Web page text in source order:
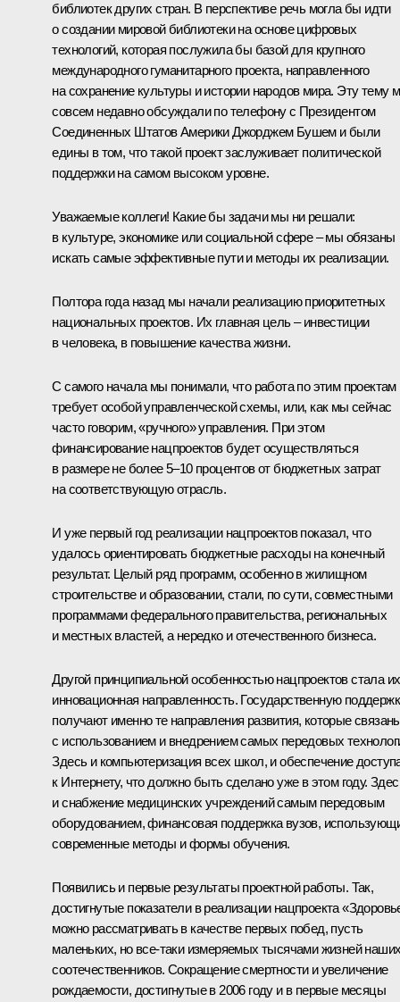
библиотек других стран. В перспективе речь могла бы идти
о создании мировой библиотеки на основе цифровых
технологий, которая послужила бы базой для крупного
международного гуманитарного проекта, направленного
на сохранение культуры и истории народов мира. Эту тему
совсем недавно обсуждали по телефону с Президентом
Соединенных Штатов Америки Джорджем Бушем и были
едины в том, что такой проект заслуживает политической
поддержки на самом высоком уровне.
Уважаемые коллеги! Какие бы задачи мы ни решали:
в культуре, экономике или социальной сфере – мы обязаны
искать самые эффективные пути и методы их реализации.
Полтора года назад мы начали реализацию приоритетных
национальных проектов. Их главная цель – инвестиции
в человека, в повышение качества жизни.
С самого начала мы понимали, что работа по этим проектам
требует особой управленческой схемы, или, как мы сейчас
часто говорим, «ручного» управления. При этом
финансирование нацпроектов будет осуществляться
в размере не более 5–10 процентов от бюджетных затрат
на соответствующую отрасль.
И уже первый год реализации нацпроектов показал, что
удалось ориентировать бюджетные расходы на конечный
результат. Целый ряд программ, особенно в жилищном
строительстве и образовании, стали, по сути, совместными
программами федерального правительства, региональных
и местных властей, а нередко и отечественного бизнеса.
Другой принципиальной особенностью нацпроектов стала их
инновационная направленность. Государственную
получают именно те направления развития, которые
с использованием и внедрением самых передовых
Здесь и компьютеризация всех школ, и обеспечение
к Интернету, что должно быть сделано уже в этом году.
и снабжение медицинских учреждений самым передовым
оборудованием, финансовая поддержка вузов,
современные методы и формы обучения.
Появились и первые результаты проектной работы. Так,
достигнутые показатели в реализации нацпроекта
можно рассматривать в качестве первых побед, пусть
маленьких, но все‑таки измеряемых тысячами жизней
соотечественников. Сокращение смертности и увеличение
рождаемости, достигнутые в 2006 году и в первые месяцы